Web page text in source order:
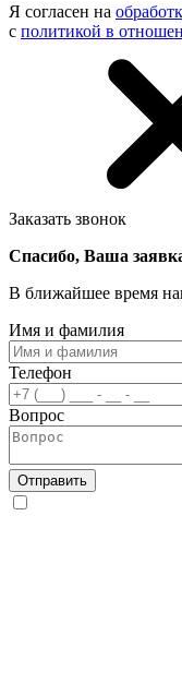
Я согласен на
с политикой в
Заказать звонок
Спасибо, Ваша
В ближайшее время
Имя и фамилия
Телефон
Вопрос
Отправить